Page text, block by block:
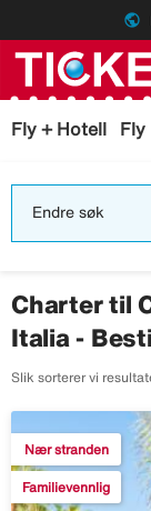
public
Fly + Hotell Fly
Endre søk
Charter til
Italia -
Slik sorterer vi
Nær stranden
Familievennlig